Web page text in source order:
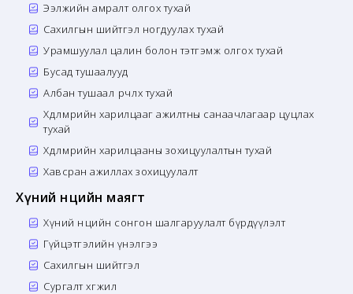
Ээлжийн амралт олгох тухай
Сахилгын шийтгэл ногдуулах тухай
Урамшуулал цалин болон тэтгэмж олгох тухай
Бусад тушаалууд
Албан тушаал өөрчлөх тухай
Хөдөлмөрийн харилцааг ажилтны санаачлагаар цуцлах
тухай
Хөдөлмөрийн харилцааны зохицуулалтын тухай
Хавсран ажиллах зохицуулалт
Хүний нөөцийн маягт
Хүний нөөцийн сонгон шалгаруулалт бүрдүүлэлт
Гүйцэтгэлийн үнэлгээ
Сахилгын шийтгэл
Сургалт хөгжил